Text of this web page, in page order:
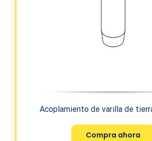
Acoplamiento de varilla de
Compra ahora